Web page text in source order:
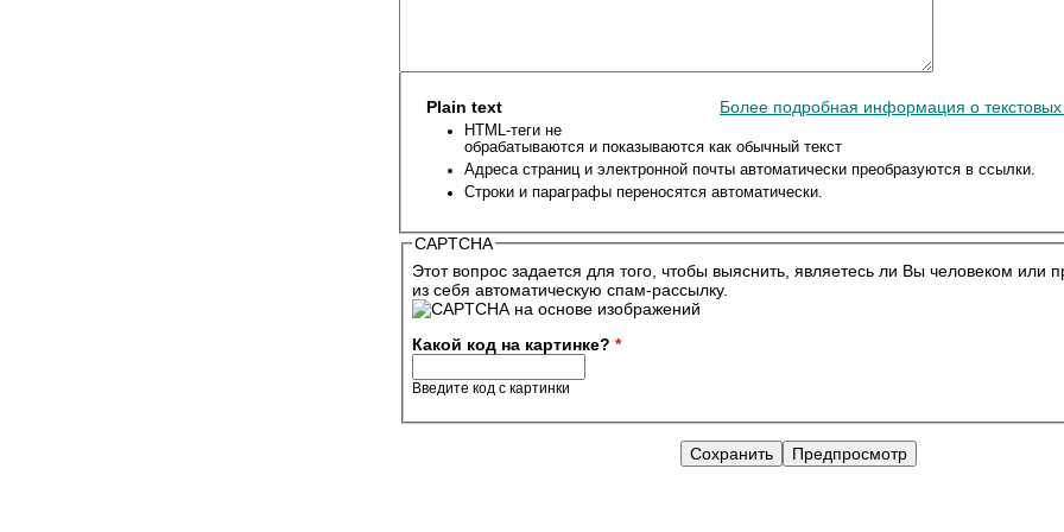
Более подробная информация о
Plain text
HTML-теги не
обрабатываются и показываются как обычный текст
Адреса страниц и электронной почты автоматически преобразуются в ссылки.
Строки и параграфы переносятся автоматически.
CAPTCHA
Этот вопрос задается для того, чтобы выяснить, являетесь ли Вы человеком или
из себя автоматическую спам-рассылку.
Какой код на картинке? *
Введите код с картинки